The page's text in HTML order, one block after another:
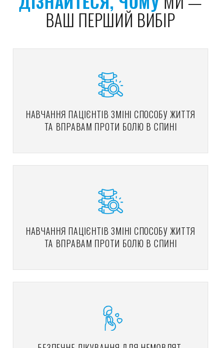
ВАШ ПЕРШИЙ ВИБІР
НАВЧАННЯ ПАЦІЄНТІВ ЗМІНІ СПОСОБУ ЖИТТЯ
ТА ВПРАВАМ ПРОТИ БОЛЮ В СПИНІ
НАВЧАННЯ ПАЦІЄНТІВ ЗМІНІ СПОСОБУ ЖИТТЯ
ТА ВПРАВАМ ПРОТИ БОЛЮ В СПИНІ